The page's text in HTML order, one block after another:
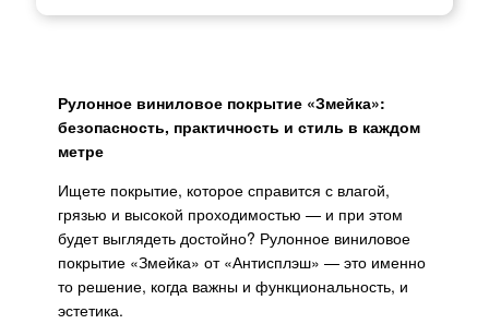
Рулонное виниловое покрытие «Змейка»:
безопасность, практичность и стиль в каждом
метре
Ищете покрытие, которое справится с влагой,
грязью и высокой проходимостью — и при этом
будет выглядеть достойно? Рулонное виниловое
покрытие «Змейка» от «Антисплэш» — это именно
то решение, когда важны и функциональность, и
эстетика.